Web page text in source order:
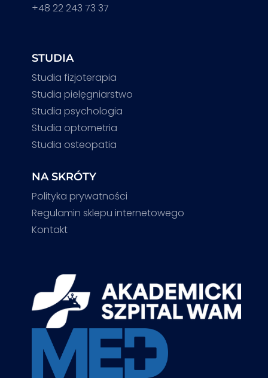
+48 22 243 73 37
STUDIA
Studia fizjoterapia
Studia pielęgniarstwo
Studia psychologia
Studia optometria
Studia osteopatia
NA SKRÓTY
Polityka prywatności
Regulamin sklepu internetowego
Kontakt